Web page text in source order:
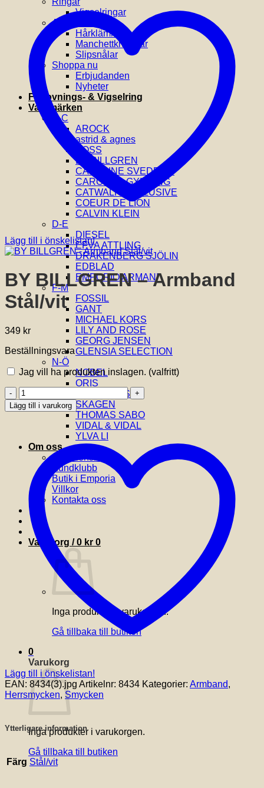
Vigselringar
Accessoarer
Hårklämmor
Manchettknappar
Slipsnålar
Shoppa nu
Erbjudanden
Nyheter
Förlovnings- & Vigselring
Varumärken
A-C
AROCK
astrid & agnes
BOSS
BY BILLGREN
CAROLINE SVEDBOM
CAROLINA GYNNING
CATWALK EXCLUSIVE
COEUR DE LION
CALVIN KLEIN
D-E
DIESEL
EFVA ATTLING
DRAKENBERG SJÖLIN
EDBLAD
EMPORIO ARMANI
F-M
FOSSIL
GANT
MICHAEL KORS
LILY AND ROSE
GEORG JENSEN
GLENSIA SELECTION
N-Ö
NOBEL
ORIS
SIF JAKOBS
SKAGEN
THOMAS SABO
VIDAL & VIDAL
YLVA LI
Om oss
Om Glensia
Kundklubb
Butik i Emporia
Villkor
Kontakta oss
Varukorg /0 kr 0
Inga produkter i varukorgen.
Gå tillbaka till butiken
0
Varukorg
Inga produkter i varukorgen.
Gå tillbaka till butiken
Lägg till i önskelistan!
BY BILLGREN – Armband
Stål/vit
349 kr
Beställningsvara
Jag vill ha produkten inslagen. (valfritt)
BY
BILLGREN
-
mängd
Lägg till i varukorg
Lägg till i önskelistan!
EAN: 8434(3).jpg Artikelnr: 8434 Kategorier: Armband,
Herrsmycken, Smycken
Ytterligare information
Färg Stål/vit